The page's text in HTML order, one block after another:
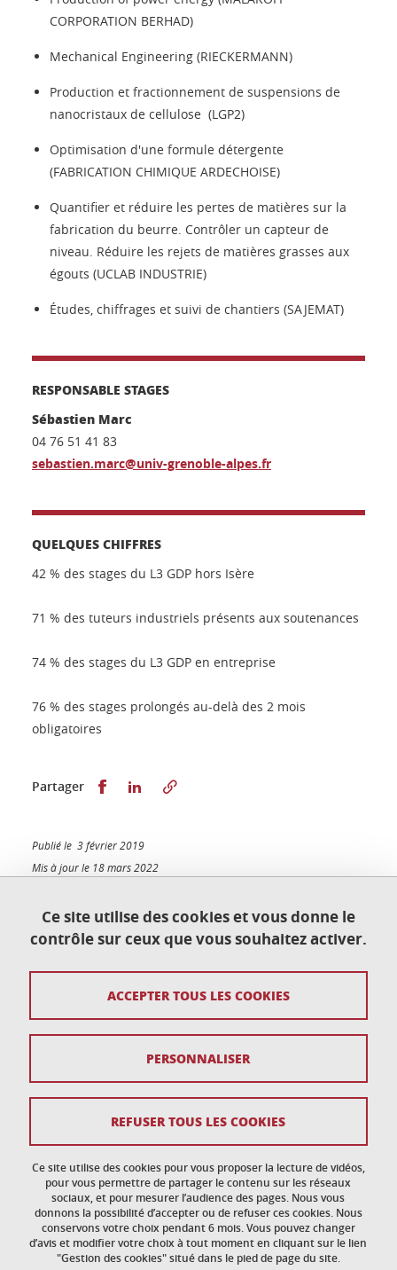
CORPORATION BERHAD)
Mechanical Engineering (RIECKERMANN)
Production et fractionnement de suspensions de
nanocristaux de cellulose (LGP2)
Optimisation d'une formule détergente
(FABRICATION CHIMIQUE ARDECHOISE)
Quantifier et réduire les pertes de matières sur la
fabrication du beurre. Contrôler un capteur de
niveau. Réduire les rejets de matières grasses aux
égouts (UCLAB INDUSTRIE)
Études, chiffrages et suivi de chantiers (SAJEMAT)
RESPONSABLE STAGES
Sébastien Marc
04 76 51 41 83
sebastien.marc@univ-grenoble-alpes.fr
QUELQUES CHIFFRES
42 % des stages du L3 GDP hors Isère
71 % des tuteurs industriels présents aux soutenances
74 % des stages du L3 GDP en entreprise
76 % des stages prolongés au-delà des 2 mois
obligatoires
Partager Partager sur Facebook
Partager sur LinkedIn
Publié le 3 février 2019
Mis à jour le 18 mars 2022
Contact
Crédits
Politique des Cookies
Gestion des cookies
Accessibilité : non conforme
Ce site utilise des cookies et vous donne le
contrôle sur ceux que vous souhaitez activer.
Ce site utilise des cookies pour vous proposer la lecture de vidéos,
pour vous permettre de partager le contenu sur les réseaux
sociaux, et pour mesurer l’audience des pages. Nous vous
donnons la possibilité d’accepter ou de refuser ces cookies. Nous
conservons votre choix pendant 6 mois. Vous pouvez changer
d’avis et modifier votre choix à tout moment en cliquant sur le lien
"Gestion des cookies" situé dans le pied de page du site.
ACCEPTER TOUS LES COOKIES
REFUSER TOUS LES COOKIES
PERSONNALISER